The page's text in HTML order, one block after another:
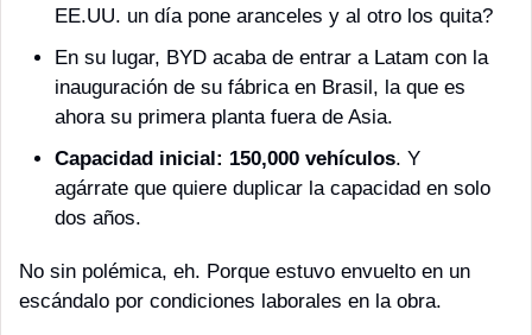
EE.UU. un día pone aranceles y al otro los quita?
En su lugar, BYD acaba de entrar a Latam con la
inauguración de su fábrica en Brasil, la que es
ahora su primera planta fuera de Asia.
Capacidad inicial: 150,000 vehículos. Y
agárrate que quiere duplicar la capacidad en solo
dos años.
No sin polémica, eh. Porque estuvo envuelto en un
escándalo por condiciones laborales en la obra.